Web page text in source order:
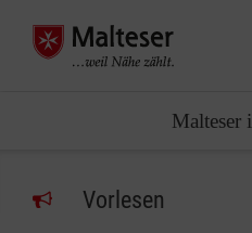
Malteser
Vorlesen